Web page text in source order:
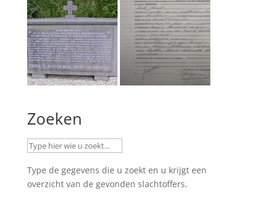
Zoeken
Type de gegevens die u zoekt en u krijgt een
overzicht van de gevonden slachtoffers.